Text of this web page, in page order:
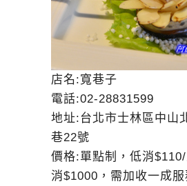
店名:寬巷子
電話:02-28831599
地址:台北市士林區中山
巷22號
價格:單點制，低消
消$1000，需加收一成服